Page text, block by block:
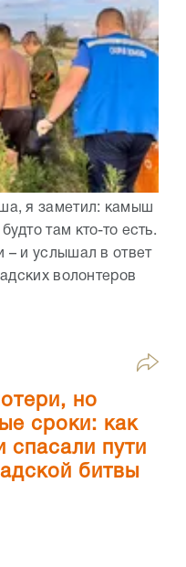
я заметил: камыш
там кто-то есть.
– и услышал в ответ
волонтеров
но
сроки: как
пути
битвы